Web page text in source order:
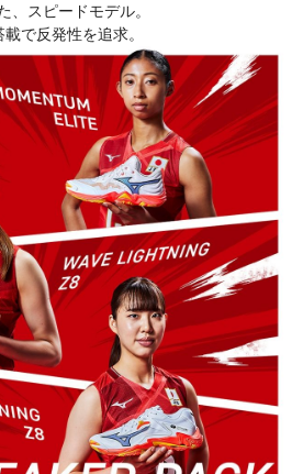
、スピードモデル。
で反発性を追求。